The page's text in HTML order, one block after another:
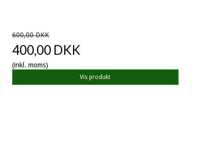
600,00 DKK
400,00 DKK
(inkl. moms)
Vis produkt